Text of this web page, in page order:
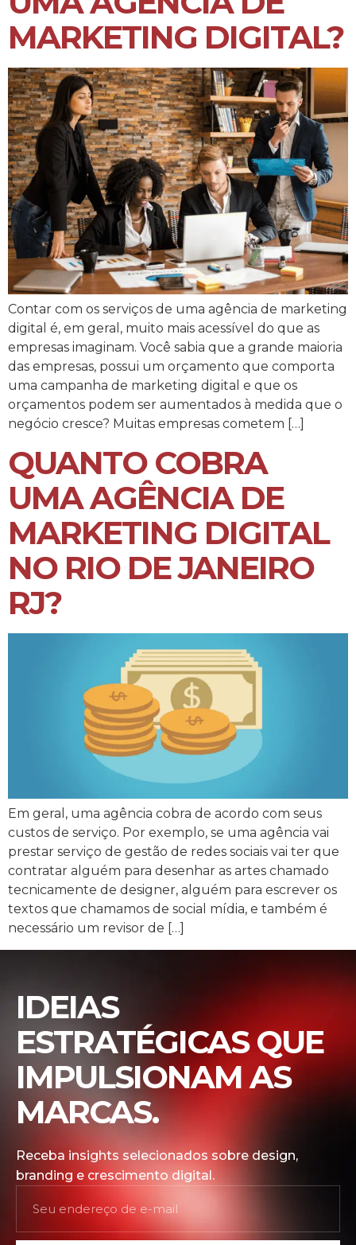
MARKETING DIGITAL?
Contar com os serviços de uma agência de marketing
digital é, em geral, muito mais acessível do que as
empresas imaginam. Você sabia que a grande maioria
das empresas, possui um orçamento que comporta
uma campanha de marketing digital e que os
orçamentos podem ser aumentados à medida que o
negócio cresce? Muitas empresas cometem […]
QUANTO COBRA
UMA AGÊNCIA DE
MARKETING DIGITAL
NO RIO DE JANEIRO
RJ?
Em geral, uma agência cobra de acordo com seus
custos de serviço. Por exemplo, se uma agência vai
prestar serviço de gestão de redes sociais vai ter que
contratar alguém para desenhar as artes chamado
tecnicamente de designer, alguém para escrever os
textos que chamamos de social mídia, e também é
necessário um revisor de […]
IDEIAS
ESTRATÉGICAS QUE
IMPULSIONAM AS
MARCAS.
Receba insights selecionados sobre design,
branding e crescimento digital.